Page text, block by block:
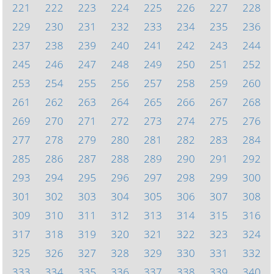
221
222 223 224 225 226 227
228
229
230 231 232 233 234 235
236
237
238 239 240 241 242 243
244
245
246 247 248 249 250 251
252
253
254 255 256 257 258 259
260
261
262 263 264 265 266 267
268
269
270 271 272 273 274 275
276
277
278 279 280 281 282 283
284
285
286 287 288 289 290 291
292
293
294 295 296 297 298 299
300
301
302 303 304 305 306 307
308
309
310 311 312 313 314 315
316
317
318 319 320 321 322 323
324
325
326 327 328 329 330 331
332